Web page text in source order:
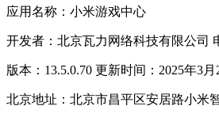
应用名称：小米游戏中心
开发者：北京瓦力网络科技有限公司
版本：13.5.0.70 更新时间：2025年3月
北京地址：北京市昌平区安居路小米